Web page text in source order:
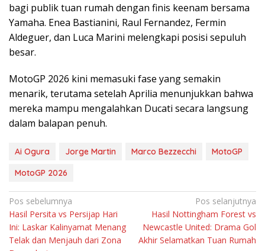
bagi publik tuan rumah dengan finis keenam bersama
Yamaha. Enea Bastianini, Raul Fernandez, Fermin
Aldeguer, dan Luca Marini melengkapi posisi sepuluh
besar.
MotoGP 2026 kini memasuki fase yang semakin
menarik, terutama setelah Aprilia menunjukkan bahwa
mereka mampu mengalahkan Ducati secara langsung
dalam balapan penuh.
Ai Ogura Jorge Martin Marco Bezzecchi
MotoGP
MotoGP 2026
Navigasi
pos
Pos sebelumnya
Hasil Persita vs Persijap Hari
Ini: Laskar Kalinyamat Menang
Telak dan Menjauh dari Zona
Pos selanjutnya
Hasil Nottingham Forest vs
Newcastle United: Drama Gol
Akhir Selamatkan Tuan Rumah